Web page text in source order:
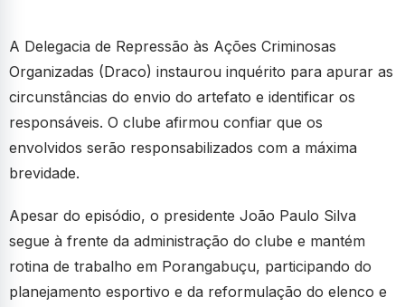
A Delegacia de Repressão às Ações Criminosas
Organizadas (Draco) instaurou inquérito para apurar as
circunstâncias do envio do artefato e identificar os
responsáveis. O clube afirmou confiar que os
envolvidos serão responsabilizados com a máxima
brevidade.
Apesar do episódio, o presidente João Paulo Silva
segue à frente da administração do clube e mantém
rotina de trabalho em Porangabuçu, participando do
planejamento esportivo e da reformulação do elenco e